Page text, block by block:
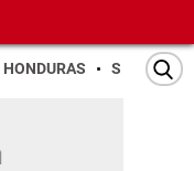
HONDURAS SAN PEDRO